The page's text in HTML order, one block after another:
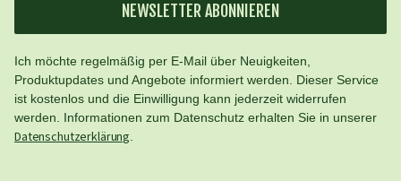
NEWSLETTER ABONNIEREN
Ich möchte regelmäßig per E-Mail über Neuigkeiten,
Produktupdates und Angebote informiert werden. Dieser Service
ist kostenlos und die Einwilligung kann jederzeit widerrufen
werden. Informationen zum Datenschutz erhalten Sie in unserer
Datenschutzerklärung.